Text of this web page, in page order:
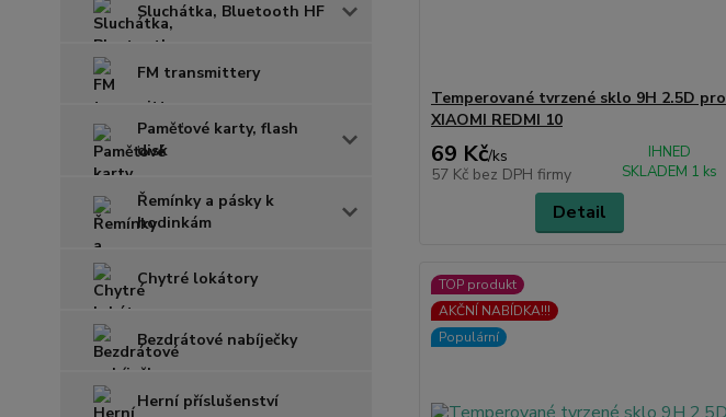
Sluchátka, Bluetooth HF
FM transmittery
Paměťové karty, flash
disk
Řemínky a pásky k
hodinkám
Chytré lokátory
Bezdrátové nabíječky
Herní příslušenství
Temperované tvrzené sklo 9H 2.5D pro
XIAOMI REDMI 10
69 Kč/ks
57 Kč bez DPH firmy
IHNED
SKLADEM 1 ks
Detail
TOP produkt
AKČNÍ NABÍDKA!!!
Populární